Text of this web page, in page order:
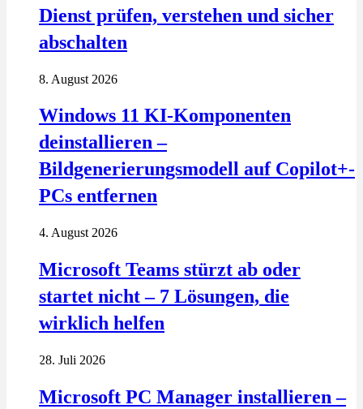
Dienst prüfen, verstehen und sicher
abschalten
8. August 2026
Windows 11 KI-Komponenten
deinstallieren –
Bildgenerierungsmodell auf Copilot+-
PCs entfernen
4. August 2026
Microsoft Teams stürzt ab oder
startet nicht – 7 Lösungen, die
wirklich helfen
28. Juli 2026
Microsoft PC Manager installieren –